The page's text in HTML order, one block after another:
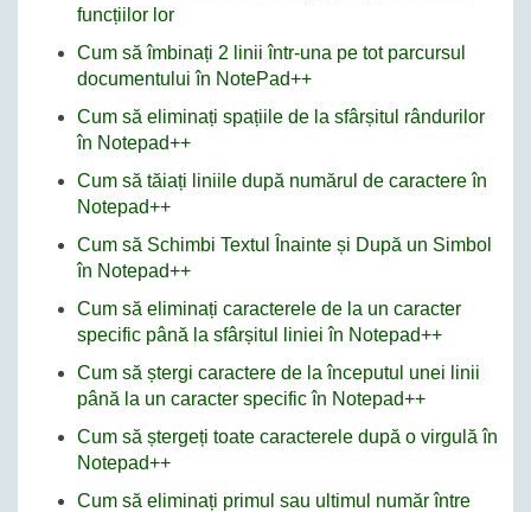
funcțiilor lor
Cum să îmbinați 2 linii într-una pe tot parcursul
documentului în NotePad++
Cum să eliminați spațiile de la sfârșitul rândurilor
în Notepad++
Cum să tăiați liniile după numărul de caractere în
Notepad++
Cum să Schimbi Textul Înainte și După un Simbol
în Notepad++
Cum să eliminați caracterele de la un caracter
specific până la sfârșitul liniei în Notepad++
Cum să ștergi caractere de la începutul unei linii
până la un caracter specific în Notepad++
Cum să ștergeți toate caracterele după o virgulă în
Notepad++
Cum să eliminați primul sau ultimul număr între